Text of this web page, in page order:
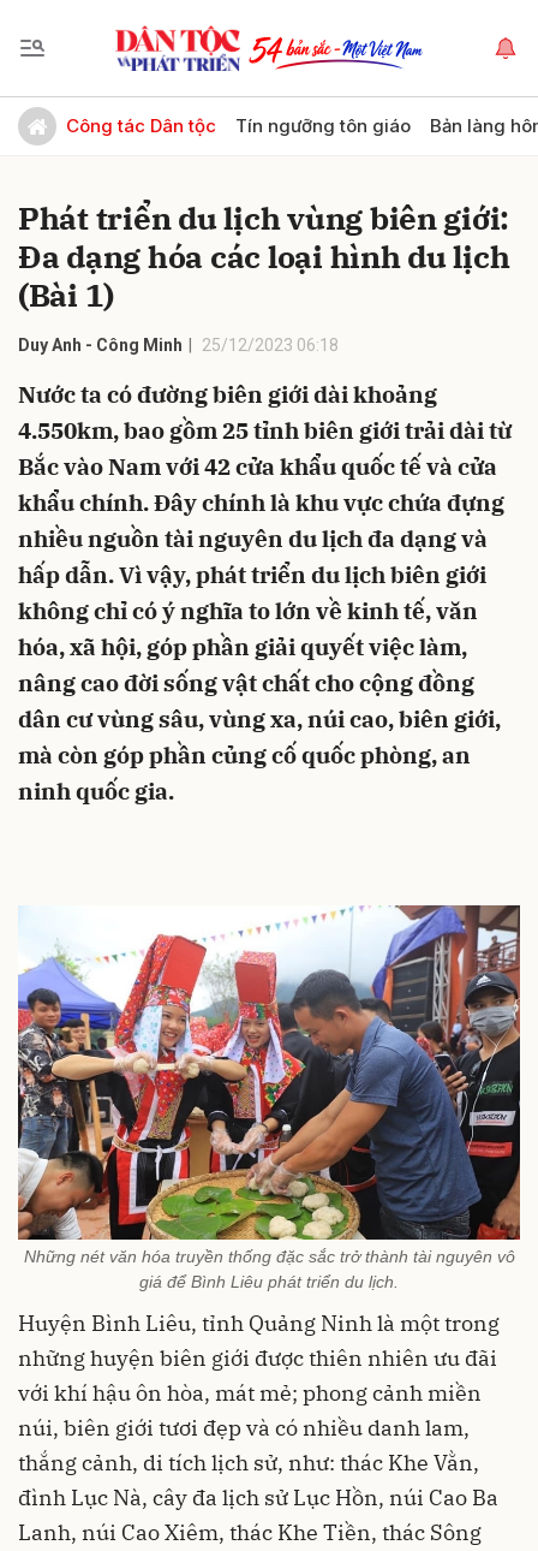
Công tác Dân tộc Tín ngưỡng tôn giáo Bản làng
Phát triển du lịch vùng biên giới:
Đa dạng hóa các loại hình du lịch
(Bài 1)
Duy Anh - Công Minh 25/12/2023 06:18
Nước ta có đường biên giới dài khoảng
4.550km, bao gồm 25 tỉnh biên giới trải dài từ
Bắc vào Nam với 42 cửa khẩu quốc tế và cửa
khẩu chính. Đây chính là khu vực chứa đựng
nhiều nguồn tài nguyên du lịch đa dạng và
hấp dẫn. Vì vậy, phát triển du lịch biên giới
không chỉ có ý nghĩa to lớn về kinh tế, văn
hóa, xã hội, góp phần giải quyết việc làm,
nâng cao đời sống vật chất cho cộng đồng
dân cư vùng sâu, vùng xa, núi cao, biên giới,
mà còn góp phần củng cố quốc phòng, an
ninh quốc gia.
Những nét văn hóa truyền thống đặc sắc trở thành tài nguyên vô
giá để Bình Liêu phát triển du lịch.
Huyện Bình Liêu, tỉnh Quảng Ninh là một trong
những huyện biên giới được thiên nhiên ưu đãi
với khí hậu ôn hòa, mát mẻ; phong cảnh miền
núi, biên giới tươi đẹp và có nhiều danh lam,
thắng cảnh, di tích lịch sử, như: thác Khe Vằn,
đình Lục Nà, cây đa lịch sử Lục Hồn, núi Cao Ba
Lanh, núi Cao Xiêm, thác Khe Tiền, thác Sông
Gửi bình luận